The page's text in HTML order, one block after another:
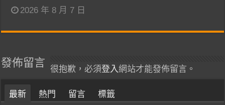
2026 年 8 月 7 日
發佈留言
很抱歉，必須登入網站才能發佈留言。
最新 熱門 留言 標籤